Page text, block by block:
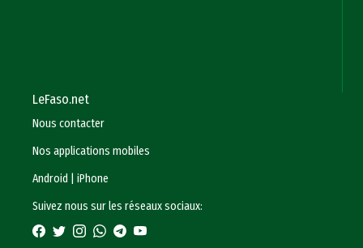
LeFaso.net
Nous contacter
Nos applications mobiles
Android
|iPhone
Suivez nous sur les réseaux sociaux: